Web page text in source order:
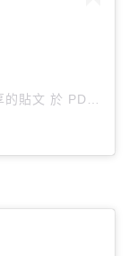
貼文 於 PDT 2018 年 8月 月 2 日 上午 11:12